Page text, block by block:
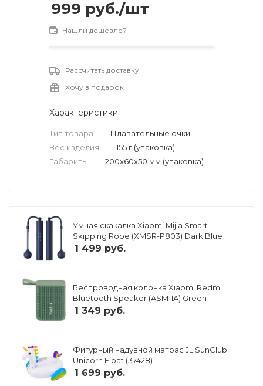
999 руб./шт
Нашли дешевле?
Рассчитать доставку
Хочу в подарок
Характеристики
Тип товара — Плавательные очки
Вес изделия — 155 г (упаковка)
Габариты — 200х60х50 мм (упаковка)
Умная скакалка Xiaomi Mijia Smart
Skipping Rope (XMSR-P803) Dark Blue
1 499 руб.
Беспроводная колонка Xiaomi Redmi
Bluetooth Speaker (ASM11A) Green
1 349 руб.
Фигурный надувной матрас JL SunClub
Unicorn Float (37428)
1 699 руб.